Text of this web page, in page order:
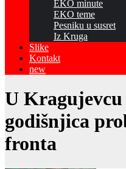
EKO minute
EKO teme
Pesniku u susret
Iz Kruga
Slike
Kontakt
new
U Kragujevcu
godišnjica
fronta